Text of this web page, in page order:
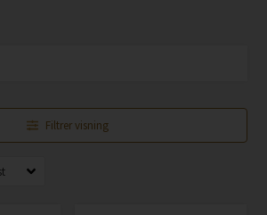
Filtrer visning